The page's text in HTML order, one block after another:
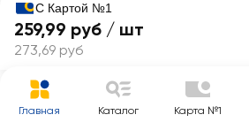
С Картой №1
259,99 руб / шт
273,69 руб
Главная Каталог Карта №1